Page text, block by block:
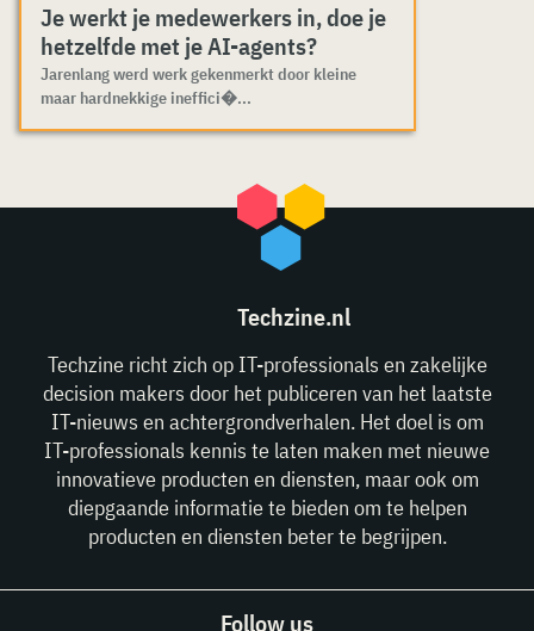
Je werkt je medewerkers in, doe je
hetzelfde met je AI-agents?
Jarenlang werd werk gekenmerkt door kleine
maar hardnekkige ineffici�...
Techzine.nl
Techzine richt zich op IT-professionals en zakelijke
decision makers door het publiceren van het laatste
IT-nieuws en achtergrondverhalen. Het doel is om
IT-professionals kennis te laten maken met nieuwe
innovatieve producten en diensten, maar ook om
diepgaande informatie te bieden om te helpen
producten en diensten beter te begrijpen.
Follow us